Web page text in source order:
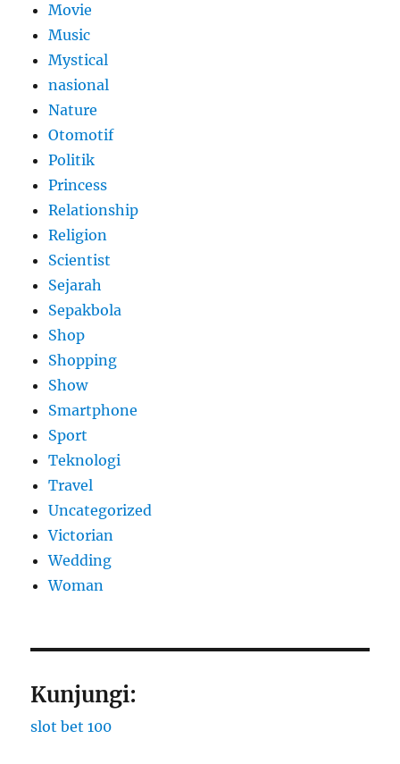
Movie
Music
Mystical
nasional
Nature
Otomotif
Politik
Princess
Relationship
Religion
Scientist
Sejarah
Sepakbola
Shop
Shopping
Show
Smartphone
Sport
Teknologi
Travel
Uncategorized
Victorian
Wedding
Woman
Kunjungi:
slot bet 100